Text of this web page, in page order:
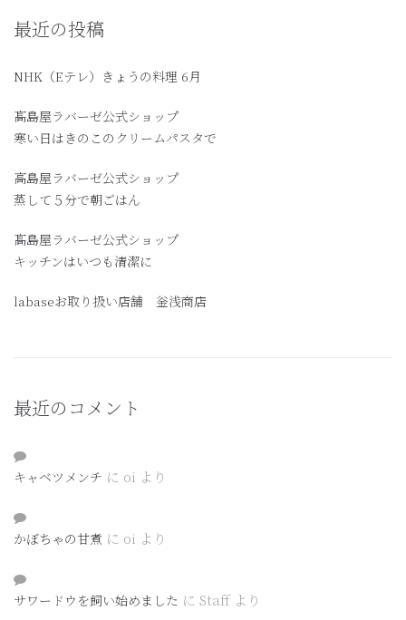
最近の投稿
NHK（Eテレ）きょうの料理 6月
髙島屋ラバーゼ公式ショップ
寒い日はきのこのクリームパスタで
高島屋ラバーゼ公式ショップ
蒸して５分で朝ごはん
髙島屋ラバーゼ公式ショップ
キッチンはいつも清潔に
labaseお取り扱い店舗 釡浅商店
最近のコメント
キャベツメンチ に oi より
かぼちゃの甘煮 に oi より
サワードウを飼い始めました に Staffより